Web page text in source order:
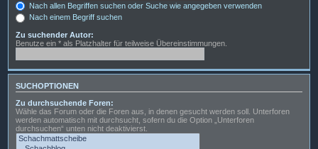
Nach allen Begriffen suchen oder Suche wie angegeben verwenden
Nach einem Begriff suchen
Zu suchender Autor:
Benutze ein * als Platzhalter für teilweise Übereinstimmungen.
SUCHOPTIONEN
Zu durchsuchende Foren:
Wähle das Forum oder die Foren aus, in denen gesucht werden soll. Unterforen
werden automatisch mit durchsucht, sofern du die Option „Unterforen
durchsuchen“ unten nicht deaktivierst.